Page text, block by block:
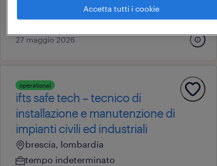
altre tipologie contrattuali
clerici s.p.a.
27 maggio 2026
operational
ifts safe tech – tecnico di
installazione e manutenzione di
impianti civili ed industriali
brescia, lombardia
tempo indeterminato
Accetta tutti i cookie